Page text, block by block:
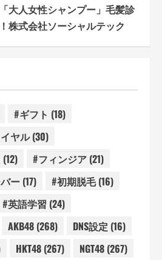
大人女性シャンプー」毛髪診
株式会社ソーシャルテック
#ギフト (18)
ヤル(30)
(12) #フィンジア(21)
ー(17) #初期脱毛(16)
#英語学習 (24)
AKB48(268) DNS設定 (16)
HKT48(267) NGT48(267)